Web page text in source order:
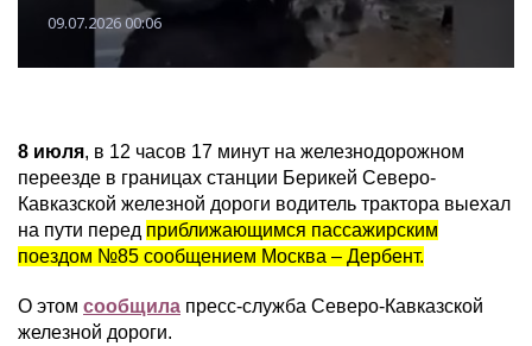
или через соц. сети
09.07.2026 00:06
8 июля, в 12 часов 17 минут на железнодорожном
переезде в границах станции Берикей Северо-
Кавказской железной дороги водитель трактора выехал
на пути перед приближающимся пассажирским
поездом №85 сообщением Москва – Дербент.
О этом сообщила пресс-служба Северо-Кавказской
железной дороги.